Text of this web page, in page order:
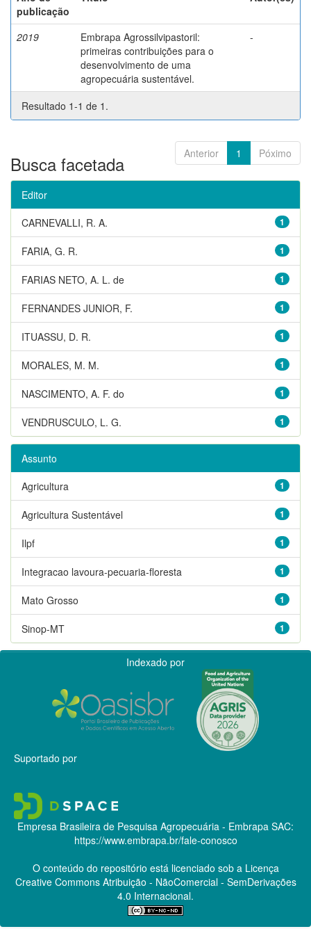
publicação
2019
Embrapa Agrossilvipastoril:
primeiras contribuições para o
desenvolvimento de uma
agropecuária sustentável.
-
Resultado 1-1 de 1.
Anterior 1 Póximo
Busca facetada
Editor
1
CARNEVALLI, R. A.
1
FARIA, G. R.
1
FARIAS NETO, A. L. de
1
FERNANDES JUNIOR, F.
1
ITUASSU, D. R.
1
MORALES, M. M.
1
NASCIMENTO, A. F. do
1
VENDRUSCULO, L. G.
Assunto
1
Agricultura
1
Agricultura Sustentável
1
Ilpf
1
Integracao lavoura-pecuaria-floresta
1
Mato Grosso
1
Sinop-MT
Indexado por
Suportado por
Empresa Brasileira de Pesquisa Agropecuária - Embrapa SAC:
https://www.embrapa.br/fale-conosco
O conteúdo do repositório está licenciado sob a Licença
Creative CommonsAtribuição - NãoComercial - SemDerivações
4.0 Internacional.